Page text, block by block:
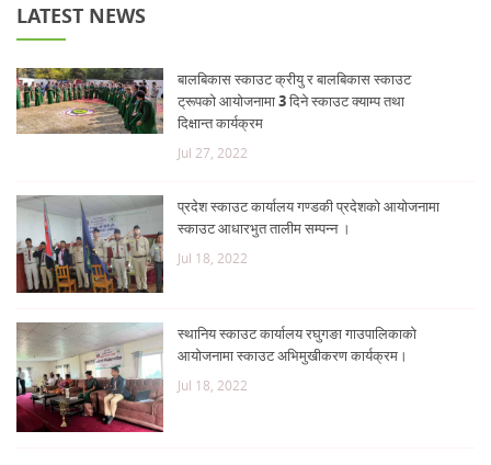
LATEST NEWS
बालबिकास स्काउट क्रीयु र बालबिकास स्काउट
ट्रूपको आयोजनामा 3 दिने स्काउट क्याम्प तथा
दिक्षान्त कार्यक्रम
Jul 27, 2022
प्रदेश स्काउट कार्यालय गण्डकी प्रदेशको आयोजनामा
स्काउट आधारभुत तालीम सम्पन्न ।
Jul 18, 2022
स्थानिय स्काउट कार्यालय रघुगङा गाउपालिकाको
आयोजनामा स्काउट अभिमुखीकरण कार्यक्रम।
Jul 18, 2022